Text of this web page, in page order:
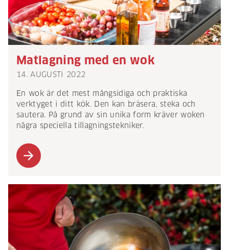
Matlagning med en wok
14. AUGUSTI 2022
En wok är det mest mångsidiga och praktiska
verktyget i ditt kök. Den kan bräsera, steka och
sautera. På grund av sin unika form kräver woken
några speciella tillagningstekniker.
arrow_forward